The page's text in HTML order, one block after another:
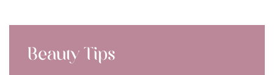
Beauty Tips